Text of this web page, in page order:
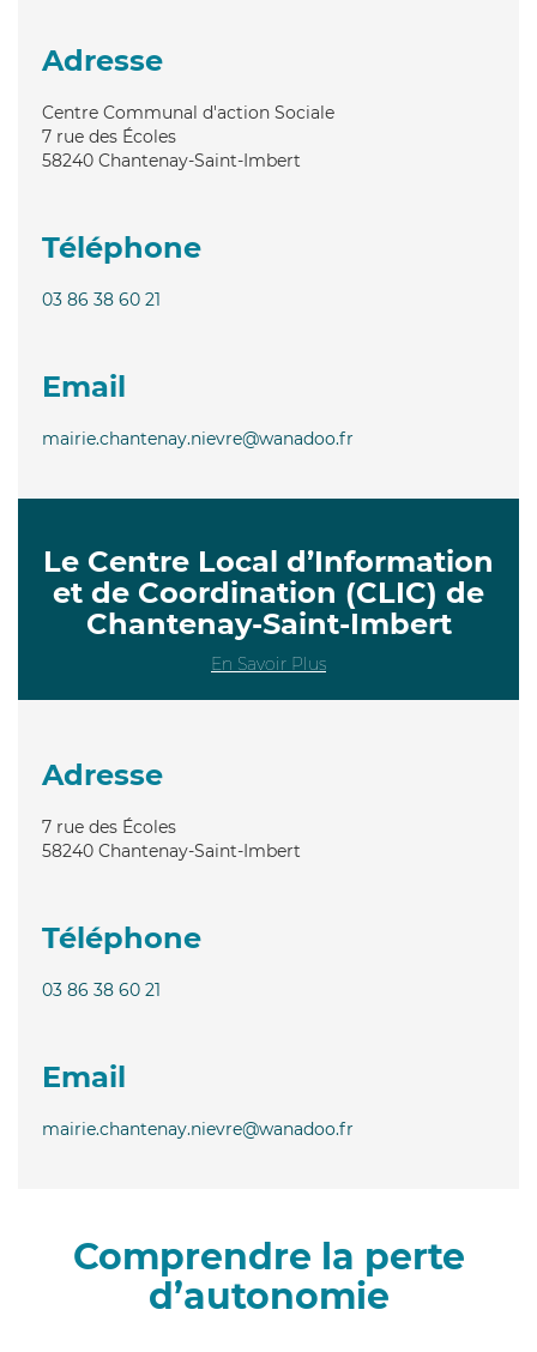
Adresse
Centre Communal d'action Sociale
7 rue des Écoles
58240 Chantenay-Saint-Imbert
Téléphone
03 86 38 60 21
Email
mairie.chantenay.nievre@wanadoo.fr
Le Centre Local d’Information
et de Coordination (CLIC) de
Chantenay-Saint-Imbert
En Savoir Plus
Adresse
7 rue des Écoles
58240 Chantenay-Saint-Imbert
Téléphone
03 86 38 60 21
Email
mairie.chantenay.nievre@wanadoo.fr
Comprendre la perte
d’autonomie